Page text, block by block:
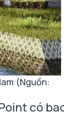
(Nguồn:
có